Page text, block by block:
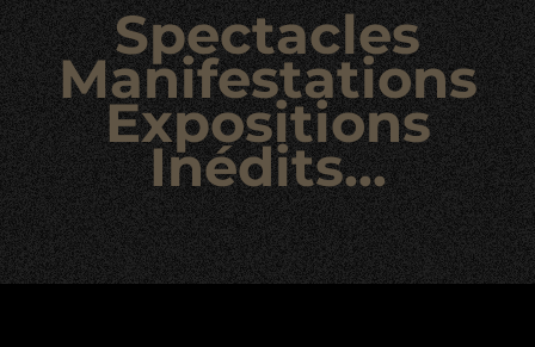
Spectacles
Manifestations
Expositions
Inédits...